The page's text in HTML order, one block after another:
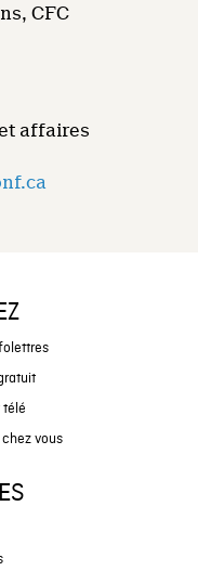
CFC
affaires
télé
vous